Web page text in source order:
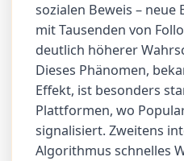
sozialen Beweis – neue
mit Tausenden von
deutlich höherer
Dieses Phänomen,
Effekt, ist besonders
Plattformen, wo
signalisiert. Zweitens
Algorithmus schnelles